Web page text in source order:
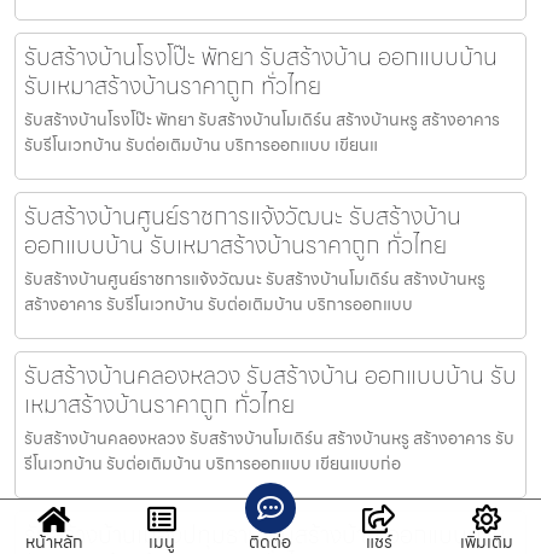
รับสร้างบ้านโรงโป๊ะ พัทยา รับสร้างบ้าน ออกแบบบ้าน
รับเหมาสร้างบ้านราคาถูก ทั่วไทย
รับสร้างบ้านโรงโป๊ะ พัทยา รับสร้างบ้านโมเดิร์น สร้างบ้านหรู สร้างอาคาร
รับรีโนเวทบ้าน รับต่อเติมบ้าน บริการออกแบบ เขียนแ
รับสร้างบ้านศูนย์ราชการแจ้งวัฒนะ รับสร้างบ้าน
ออกแบบบ้าน รับเหมาสร้างบ้านราคาถูก ทั่วไทย
รับสร้างบ้านศูนย์ราชการแจ้งวัฒนะ รับสร้างบ้านโมเดิร์น สร้างบ้านหรู
สร้างอาคาร รับรีโนเวทบ้าน รับต่อเติมบ้าน บริการออกแบบ
รับสร้างบ้านคลองหลวง รับสร้างบ้าน ออกแบบบ้าน รับ
เหมาสร้างบ้านราคาถูก ทั่วไทย
รับสร้างบ้านคลองหลวง รับสร้างบ้านโมเดิร์น สร้างบ้านหรู สร้างอาคาร รับ
รีโนเวทบ้าน รับต่อเติมบ้าน บริการออกแบบ เขียนแบบก่อ
รับสร้างบ้านเมืองปทุมธานี รับสร้างบ้าน ออกแบบบ้าน
หน้าหลัก เมนู ติดต่อ แชร์ เพิ่มเติม